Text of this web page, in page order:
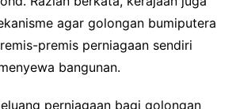
agar golongan bumiputera
premis perniagaan sendiri
bangunan.
perniagaan bagi golongan